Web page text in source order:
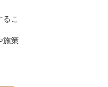
こ
施策